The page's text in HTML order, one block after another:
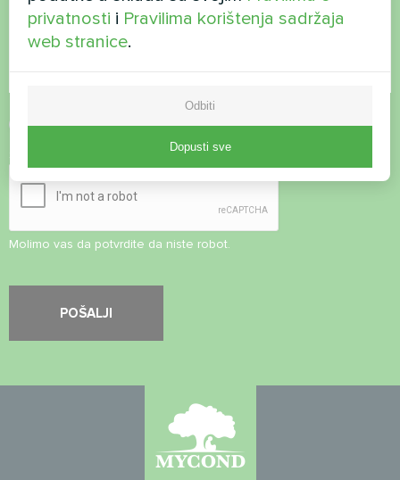
PrihvatiPravila o privatnosti
Molimo vas da potvrdite da niste robot.
privatnosti i Pravilima korištenja sadržaja
web stranice.
Odbiti
Dopusti sve